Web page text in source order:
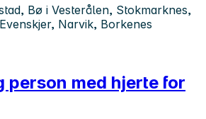
Bø i Vesterålen, Stokmarknes,
Narvik, Borkenes
person med hjerte for